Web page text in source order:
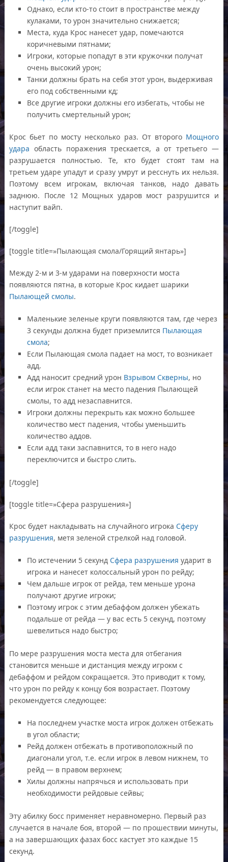
Однако, если кто-то стоит в пространстве между
кулаками, то урон значительно снижается;
Места, куда Крос нанесет удар, помечаются
коричневыми пятнами;
Игроки, которые попадут в эти кружочки получат
очень высокий урон;
Танки должны брать на себя этот урон, выдерживая
его под собственными кд;
Все другие игроки должны его избегать, чтобы не
получить смертельный урон;
Крос бьет по мосту несколько раз. От второго Мощного
удара область поражения трескается, а от третьего —
разрушается полностью. Те, кто будет стоят там на
третьем ударе упадут и сразу умрут и ресснуть их нельзя.
Поэтому всем игрокам, включая танков, надо давать
заднюю. После 12 Мощных ударов мост разрушится и
наступит вайп.
[/toggle]
[toggle title=»Пылающая смола/Горящий янтарь»]
Между 2-м и 3-м ударами на поверхности моста
появляются пятна, в которые Крос кидает шарики
Пылающей смолы.
Маленькие зеленые круги появляются там, где через
3 секунды должна будет приземлится Пылающая
смола;
Если Пылающая смола падает на мост, то возникает
адд.
Адд наносит средний урон Взрывом Скверны, но
если игрок станет на место падения Пылающей
смолы, то адд незаспавнится.
Игроки должны перекрыть как можно большее
количество мест падения, чтобы уменьшить
количество аддов.
Если адд таки заспавнится, то в него надо
переключится и быстро слить.
[/toggle]
[toggle title=»Сфера разрушения»]
Крос будет накладывать на случайного игрока Сферу
разрушения, метя зеленой стрелкой над головой.
По истечении 5 секунд Сфера разрушения ударит в
игрока и нанесет колоссальный урон по рейду;
Чем дальше игрок от рейда, тем меньше урона
получают другие игроки;
Поэтому игрок с этим дебаффом должен убежать
подальше от рейда — у вас есть 5 секунд, поэтому
шевелиться надо быстро;
По мере разрушения моста места для отбегания
становится меньше и дистанция между игрокм с
дебаффом и рейдом сокращается. Это приводит к тому,
что урон по рейду к концу боя возрастает. Поэтому
рекомендуется следующее:
На последнем участке моста игрок должен отбежать
в угол области;
Рейд должен отбежать в противоположный по
диагонали угол, т.е. если игрок в левом нижнем, то
рейд — в правом верхнем;
Хилы должны напрячься и использовать при
необходимости рейдовые сейвы;
Эту абилку босс применяет неравномерно. Первый раз
случается в начале боя, второй — по прошествии минуты,
а на завершающих фазах босс кастует это каждые 15
секунд.